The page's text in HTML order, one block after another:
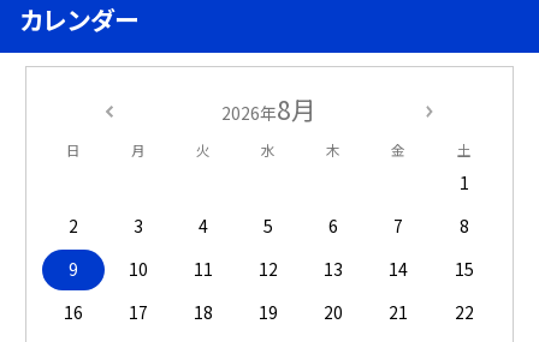
カレンダー
2026年8月
日 月 火 水 木 金 土
1
2
3 4 5 6 7
8
9
10 11 12 13 14
15
16
17 18 19 20 21
22